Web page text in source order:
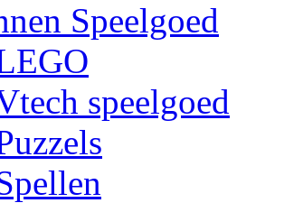
Speelgoed
speelgoed